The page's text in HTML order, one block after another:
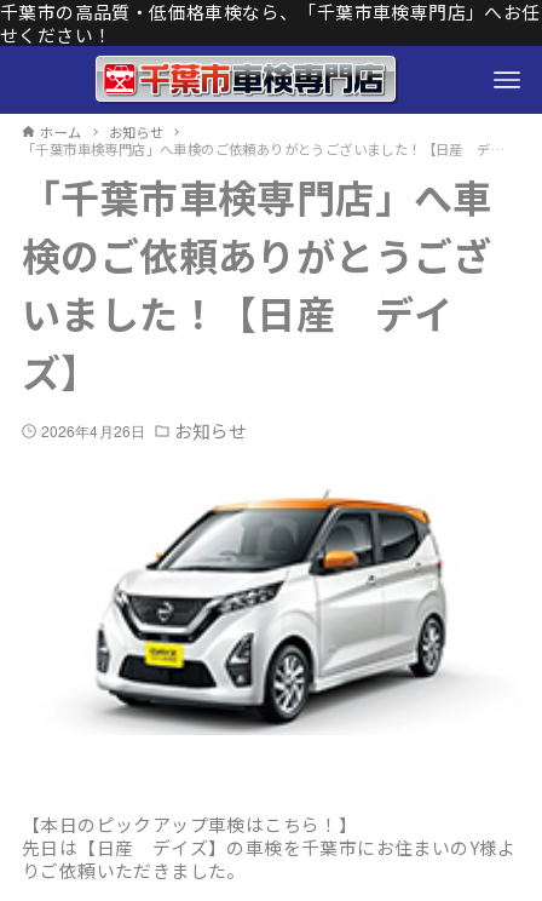
千葉市の高品質・低価格車検なら、「千葉市車検専門店」へお任
せください！
ホーム
お知らせ
「千葉市車検専門店」へ車検のご依頼ありがとうございました！【日産 デイズ】
「千葉市車検専門店」へ車
検のご依頼ありがとうござ
いました！【日産 デイ
ズ】
2026年4月26日 お知らせ
【本日のピックアップ車検はこちら！】
先日は【日産 デイズ】の車検を千葉市にお住まいのY様よ
りご依頼いただきました。